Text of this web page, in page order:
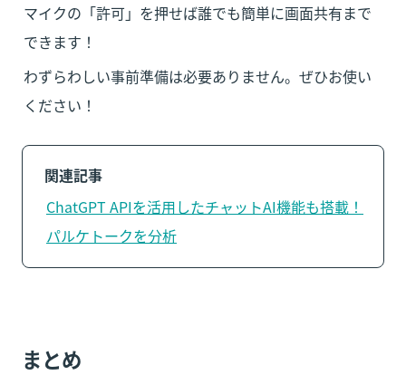
マイクの「許可」を押せば誰でも簡単に画面共有まで
できます！
わずらわしい事前準備は必要ありません。ぜひお使い
ください！
関連記事
ChatGPT APIを活用したチャットAI機能も搭載！
パルケトークを分析
まとめ